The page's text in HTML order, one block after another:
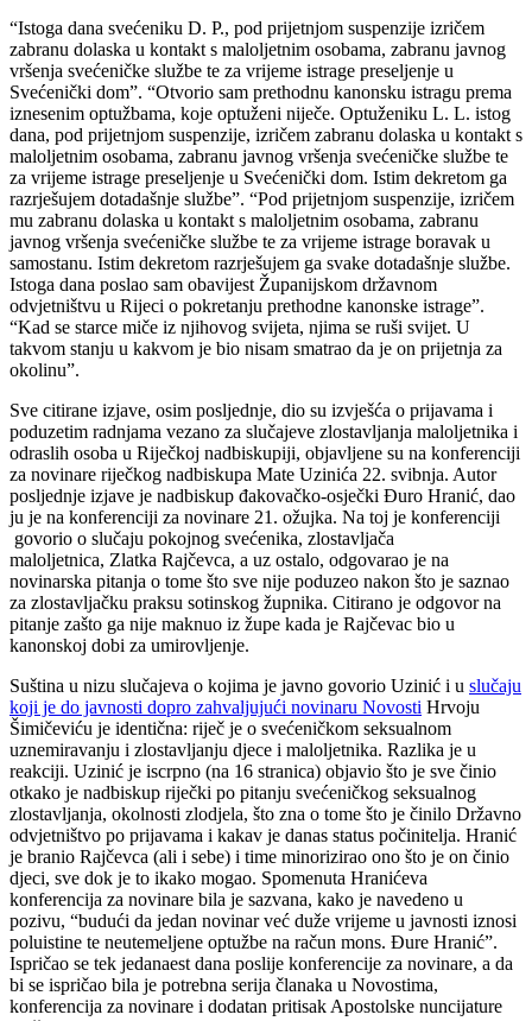
“Istoga dana svećeniku D. P., pod prijetnjom suspenzije izričem
zabranu dolaska u kontakt s maloljetnim osobama, zabranu javnog
vršenja svećeničke službe te za vrijeme istrage preseljenje u
Svećenički dom”. “Otvorio sam prethodnu kanonsku istragu prema
iznesenim optužbama, koje optuženi niječe. Optuženiku L. L. istog
dana, pod prijetnjom suspenzije, izričem zabranu dolaska u kontakt s
maloljetnim osobama, zabranu javnog vršenja svećeničke službe te
za vrijeme istrage preseljenje u Svećenički dom. Istim dekretom ga
razrješujem dotadašnje službe”. “Pod prijetnjom suspenzije, izričem
mu zabranu dolaska u kontakt s maloljetnim osobama, zabranu
javnog vršenja svećeničke službe te za vrijeme istrage boravak u
samostanu. Istim dekretom razrješujem ga svake dotadašnje službe.
Istoga dana poslao sam obavijest Županijskom državnom
odvjetništvu u Rijeci o pokretanju prethodne kanonske istrage”.
“Kad se starce miče iz njihovog svijeta, njima se ruši svijet. U
takvom stanju u kakvom je bio nisam smatrao da je on prijetnja za
okolinu”.
Sve citirane izjave, osim posljednje, dio su izvješća o prijavama i
poduzetim radnjama vezano za slučajeve zlostavljanja maloljetnika i
odraslih osoba u Riječkoj nadbiskupiji, objavljene su na konferenciji
za novinare riječkog nadbiskupa Mate Uzinića 22. svibnja. Autor
posljednje izjave je nadbiskup đakovačko-osječki Đuro Hranić, dao
ju je na konferenciji za novinare 21. ožujka. Na toj je konferenciji
govorio o slučaju pokojnog svećenika, zlostavljača
maloljetnica, Zlatka Rajčevca, a uz ostalo, odgovarao je na
novinarska pitanja o tome što sve nije poduzeo nakon što je saznao
za zlostavljačku praksu sotinskog župnika. Citirano je odgovor na
pitanje zašto ga nije maknuo iz župe kada je Rajčevac bio u
kanonskoj dobi za umirovljenje.
Suština u nizu slučajeva o kojima je javno govorio Uzinić i u slučaju
koji je do javnosti dopro zahvaljujući novinaru Novosti Hrvoju
Šimičeviću je identična: riječ je o svećeničkom seksualnom
uznemiravanju i zlostavljanju djece i maloljetnika. Razlika je u
reakciji. Uzinić je iscrpno (na 16 stranica) objavio što je sve činio
otkako je nadbiskup riječki po pitanju svećeničkog seksualnog
zlostavljanja, okolnosti zlodjela, što zna o tome što je činilo Državno
odvjetništvo po prijavama i kakav je danas status počinitelja. Hranić
je branio Rajčevca (ali i sebe) i time minorizirao ono što je on činio
djeci, sve dok je to ikako mogao. Spomenuta Hranićeva
konferencija za novinare bila je sazvana, kako je navedeno u
pozivu, “budući da jedan novinar već duže vrijeme u javnosti iznosi
poluistine te neutemeljene optužbe na račun mons. Đure Hranić”.
Ispričao se tek jedanaest dana poslije konferencije za novinare, a da
bi se ispričao bila je potrebna serija članaka u Novostima,
konferencija za novinare i dodatan pritisak Apostolske nuncijature